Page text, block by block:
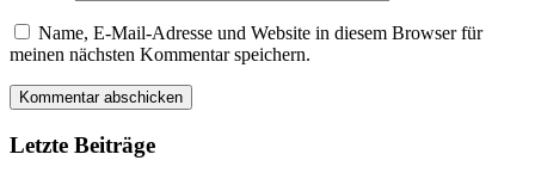
Name, E-Mail-Adresse und Website in diesem Browser für
meinen nächsten Kommentar speichern.
Letzte Beiträge